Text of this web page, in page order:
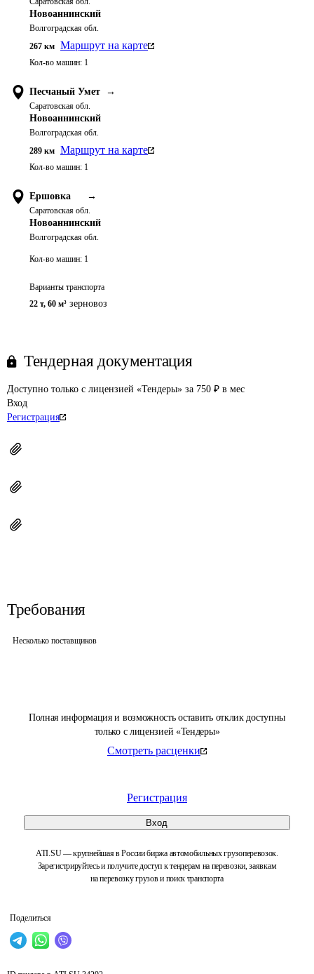
Полная информация и возможность оставить отклик доступны
только с лицензией «Тендеры»
Смотреть расценки
Регистрация
Вход
ATI.SU — крупнейшая в России биржа автомобильных грузоперевозок.
Зарегистрируйтесь и получите доступ к тендерам на перевозки, заявкам
на перевозку грузов и поиск транспорта
Поделиться
Новоаннинский
Волгоградская обл.
267 км Маршрут на карте
Кол-во машин: 1
Песчаный Умет →
Саратовская обл.
Новоаннинский
Волгоградская обл.
289 км Маршрут на карте
Кол-во машин: 1
Ершовка →
Саратовская обл.
Новоаннинский
Волгоградская обл.
Кол-во машин: 1
Варианты транспорта
22 т, 60 м³ зерновоз
Тендерная документация
Доступно только с лицензией «Тендеры» за 750 ₽ в мес
Вход
Регистрация
Требования
Несколько поставщиков